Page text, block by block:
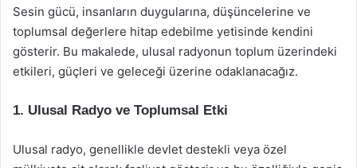
Sesin gücü, insanların duygularına, düşüncelerine ve
toplumsal değerlere hitap edebilme yetisinde kendini
gösterir. Bu makalede, ulusal radyonun toplum üzerindeki
etkileri, güçleri ve geleceği üzerine odaklanacağız.
1. Ulusal Radyo ve Toplumsal Etki
Ulusal radyo, genellikle devlet destekli veya özel